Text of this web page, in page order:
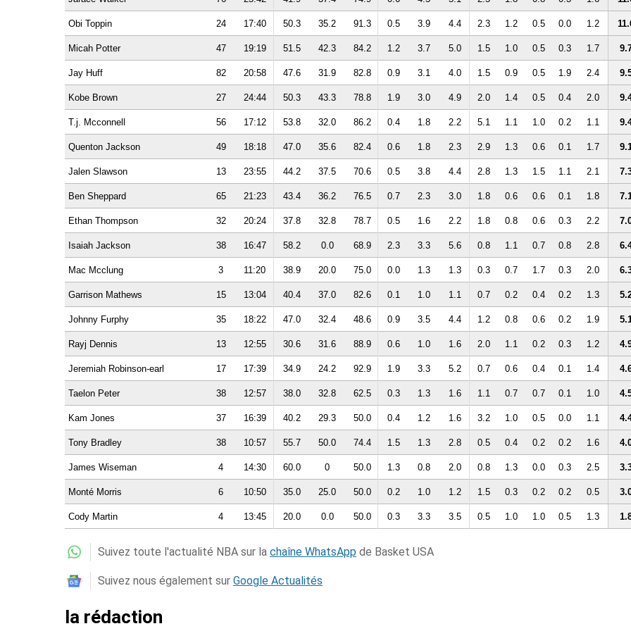
Obi Toppin 24 17:40 50.3 35.2 91.3 0.5 3.9 4.4 2.3 1.2 0.5 0.0 1.2
Micah Potter 47 19:19 51.5 42.3 84.2 1.2 3.7 5.0 1.5 1.0 0.5 0.3 1.7
Jay Huff 82 20:58 47.6 31.9 82.8 0.9 3.1 4.0 1.5 0.9 0.5 1.9 2.4
Kobe Brown 27 24:44 50.3 43.3 78.8 1.9 3.0 4.9 2.0 1.4 0.5 0.4 2.0
T.j. Mcconnell 56 17:12 53.8 32.0 86.2 0.4 1.8 2.2 5.1 1.1 1.0 0.2 1.1
Quenton Jackson 49 18:18 47.0 35.6 82.4 0.6 1.8 2.3 2.9 1.3 0.6 0.1 1.7
Jalen Slawson 13 23:55 44.2 37.5 70.6 0.5 3.8 4.4 2.8 1.3 1.5 1.1 2.1
Ben Sheppard 65 21:23 43.4 36.2 76.5 0.7 2.3 3.0 1.8 0.6 0.6 0.1 1.8
Ethan Thompson 32 20:24 37.8 32.8 78.7 0.5 1.6 2.2 1.8 0.8 0.6 0.3 2.2
Isaiah Jackson 38 16:47 58.2 0.0 68.9 2.3 3.3 5.6 0.8 1.1 0.7 0.8 2.8
Mac Mcclung 3 11:20 38.9 20.0 75.0 0.0 1.3 1.3 0.3 0.7 1.7 0.3 2.0
Garrison Mathews 15 13:04 40.4 37.0 82.6 0.1 1.0 1.1 0.7 0.2 0.4 0.2 1.3
Johnny Furphy 35 18:22 47.0 32.4 48.6 0.9 3.5 4.4 1.2 0.8 0.6 0.2 1.9
Rayj Dennis 13 12:55 30.6 31.6 88.9 0.6 1.0 1.6 2.0 1.1 0.2 0.3 1.2
Jeremiah Robinson-earl 17 17:39 34.9 24.2 92.9 1.9 3.3 5.2 0.7 0.6 0.4 0.1 1.4
Taelon Peter 38 12:57 38.0 32.8 62.5 0.3 1.3 1.6 1.1 0.7 0.7 0.1 1.0
Kam Jones 37 16:39 40.2 29.3 50.0 0.4 1.2 1.6 3.2 1.0 0.5 0.0 1.1
Tony Bradley 38 10:57 55.7 50.0 74.4 1.5 1.3 2.8 0.5 0.4 0.2 0.2 1.6
James Wiseman 4 14:30 60.0 0 50.0 1.3 0.8 2.0 0.8 1.3 0.0 0.3 2.5
Monté Morris 6 10:50 35.0 25.0 50.0 0.2 1.0 1.2 1.5 0.3 0.2 0.2 0.5
Cody Martin 4 13:45 20.0 0.0 50.0 0.3 3.3 3.5 0.5 1.0 1.0 0.5 1.3
Suivez toute l'actualité NBA sur la chaîne WhatsApp de Basket USA
Suivez nous également sur Google Actualités
la rédaction